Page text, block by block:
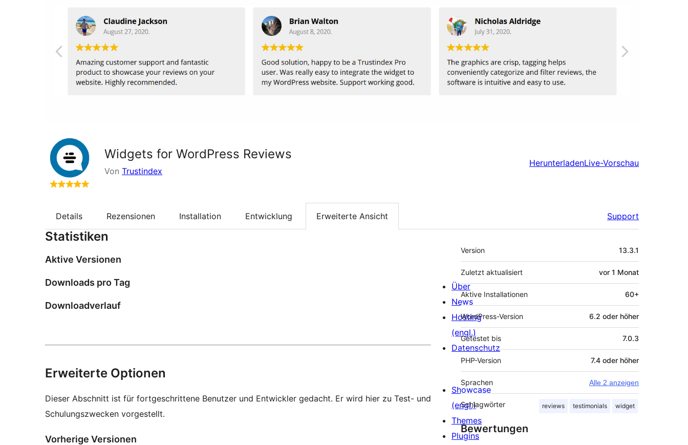
Widgets for WordPress Reviews
Von Trustindex
HerunterladenLive-Vorschau
Details Rezensionen Installation Entwicklung Erweiterte Ansicht Support
Statistiken
Aktive Versionen
Downloads pro Tag
Downloadverlauf
Erweiterte Optionen
Dieser Abschnitt ist für fortgeschrittene Benutzer und Entwickler gedacht. Er wird hier zu Test- und
Schulungszwecken vorgestellt.
Vorherige Versionen
Meta
Version 13.3.1
Zuletzt aktualisiert vor 1 Monat
Aktive Installationen 60+
WordPress-Version 6.2 oder höher
Getestet bis 7.0.3
PHP-Version 7.4 oder höher
Sprachen Alle 2 anzeigen
Schlagwörter reviews testimonials widget
Bewertungen
Über
News
Hosting
(engl.)
Datenschutz
Showcase
(engl.)
Themes
Plugins